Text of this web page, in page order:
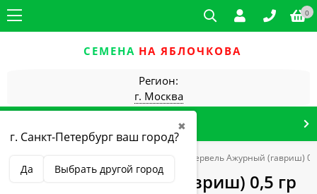
0
СЕМЕНА НА ЯБЛОЧКОВА
Регион:
г. Москва
✖
г. Санкт-Петербург ваш город?
Да Выбрать другой город
Кервель Ажурный (гавриш)
Кервель Ажурный (гавриш) 0,5 гр